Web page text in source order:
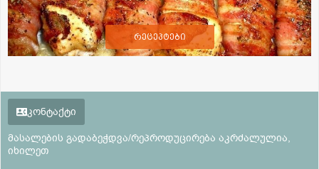
რეცეპტები
კონტაქტი
მასალების გადაბეჭდვა/რეპროდუცირება აკრძალულია,
იხილეთ